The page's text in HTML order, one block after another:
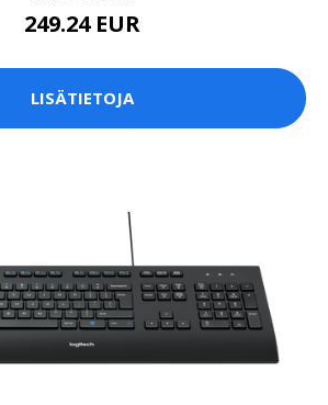
249.24 EUR
LISÄTIETOJA